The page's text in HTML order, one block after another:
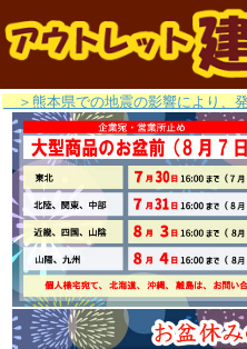
＞熊本県での地震の影響により、